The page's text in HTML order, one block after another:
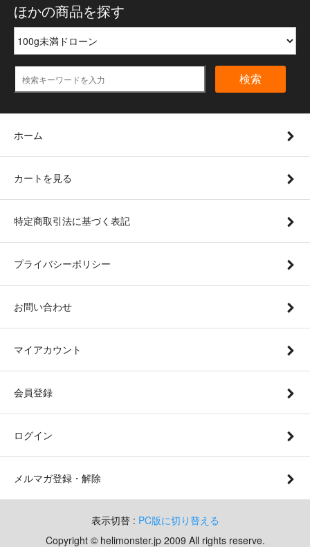
ほかの商品を探す
検索
ホーム
カートを見る
特定商取引法に基づく表記
プライバシーポリシー
お問い合わせ
マイアカウント
会員登録
ログイン
メルマガ登録・解除
表示切替 : PC版に切り替える
Copyright © helimonster.jp 2009 All rights reserve.